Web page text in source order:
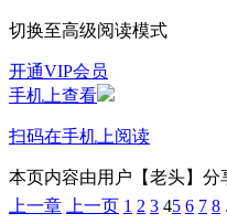
切换至高级阅读模式
开通VIP会员
手机上查看
扫码在手机上阅读
本页内容由用户【老头】分
上一章
上一页 1 2 3 45 6 7 8